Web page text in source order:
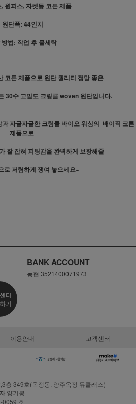
원피스, 자켓등 코튼 제품
원단폭: 44인치
법: 작업 후 물세탁
코튼 제품으로 원단 퀄리티 정말 좋은
30수 고밀도 크링클 woven 원단입니다.
자글자글한 크링클 바이오 워싱의 배이직 코튼
제품으로
잘 잡혀 피팅감을 완벽하게 보장해줄
로 저렴하게 쟁여 놓으세요~
터
기
BANK ACCOUNT
농협 3521400071973
이용안내 고객센터
층 349호(옥정동, 양주옥정 듀클래스)
양기봉
0059 호